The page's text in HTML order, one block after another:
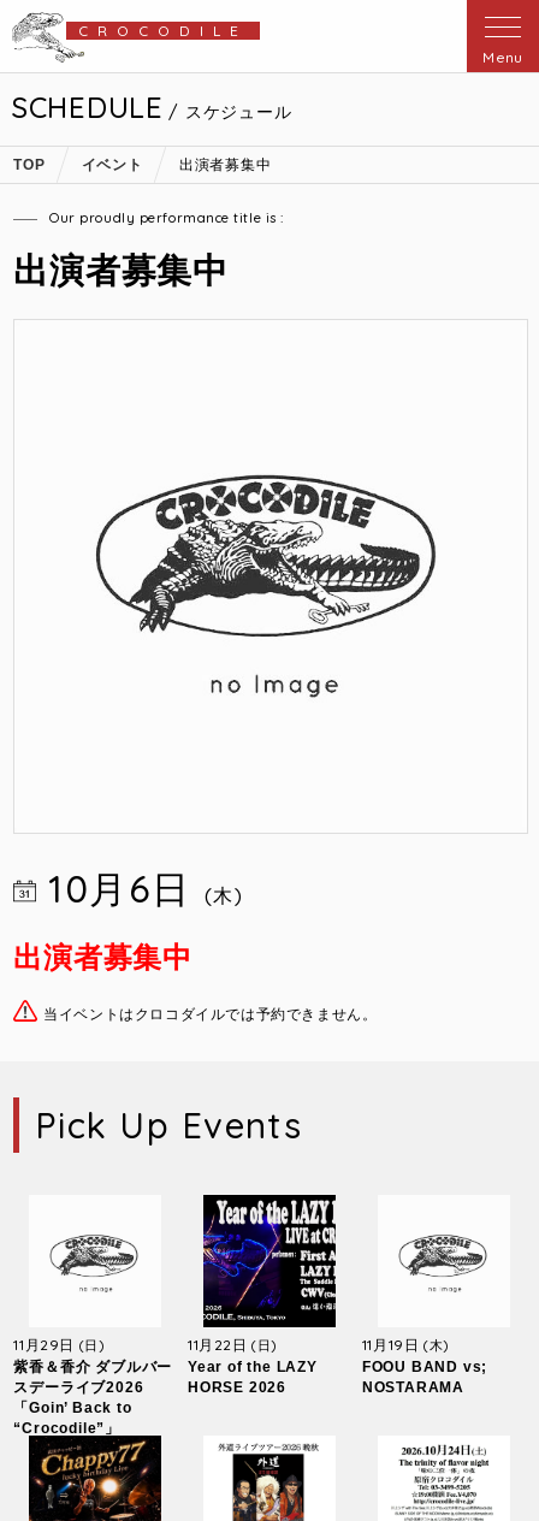
CROCODILE
Menu
SCHEDULE / スケジュール
TOP イベント 出演者募集中
Our proudly performance title is :
出演者募集中
10月6日 (木)
出演者募集中
当イベントはクロコダイルでは予約できません。
Pick Up Events
11月29日 (日)
紫香＆香介 ダブルバー
スデーライブ2026
「Goin’ Back to
“Crocodile”」
11月22日(日)
Year of the LAZY
HORSE 2026
11月19日 (木)
FOOU BAND vs;
NOSTARAMA